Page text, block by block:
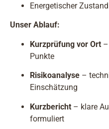
Energetischer Zustand
Unser Ablauf:
Kurzprüfung vor Ort
Punkte
Risikoanalyse –
Einschätzung
Kurzbericht – klare
formuliert